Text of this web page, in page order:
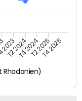
Rhodanien)
T2 2024T4 2024T2 2025T4 2025